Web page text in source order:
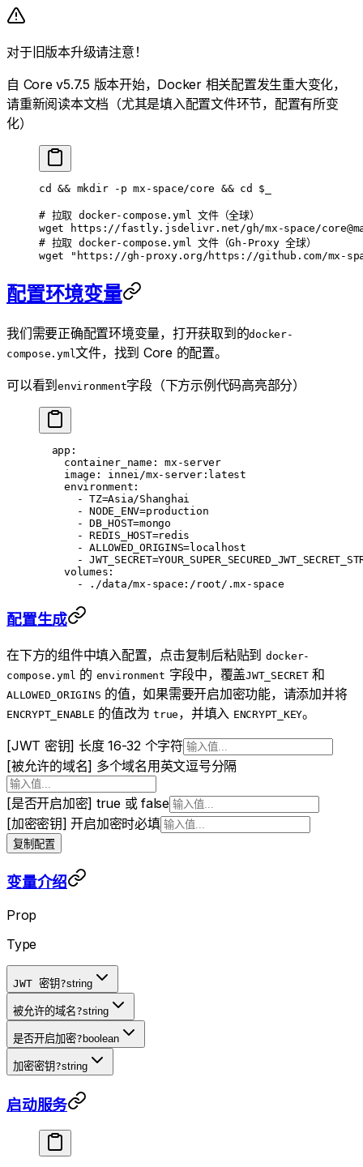
对于旧版本升级请注意！
自 Core v5.7.5 版本开始，Docker 相关配置发生重大变化，
请重新阅读本文档（尤其是填入配置文件环节，配置有所变
化）
cd && mkdir -p mx-space/core && cd $_
# 拉取 docker-compose.yml 文件（全球）
wget https://fastly.jsdelivr.net/gh/mx-space/
# 拉取 docker-compose.yml 文件（Gh-Proxy 全球）
wget "https://gh-proxy.org/https://github.com/mx-
配置环境变量
我们需要正确配置环境变量，打开获取到的docker-
compose.yml文件，找到 Core 的配置。
可以看到 environment字段（下方示例代码高亮部分）
  app
:
    container_name
: mx-server
    image
: innei/mx-server:latest
environment :
      -
TZ=Asia/Shanghai
      -
NODE_ENV=production
      -
DB_HOST=mongo
      -
REDIS_HOST=redis
      -
ALLOWED_ORIGINS=localhost
      -
    volumes
:
      -
./data/mx-space:/root/.mx-space
配置生成
在下方的组件中填入配置，点击复制后粘贴到 docker-
compose.yml 的 environment 字段中，覆盖JWT_SECRET和
ALLOWED_ORIGINS 的值，如果需要开启加密功能，请添加并将
ENCRYPT_ENABLE 的值改为 true ，并填入 ENCRYPT_KEY。
[JWT 密钥] 长度 16-32 个字符
[被允许的域名] 多个域名用英文逗号分隔
[是否开启加密] true 或 false
[加密密钥] 开启加密时必填
复制配置
变量介绍
Prop
Type
JWT 密钥?string
被允许的域名?string
是否开启加密? boolean
加密密钥?string
启动服务